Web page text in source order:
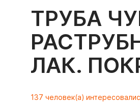
ТРУБА
ЛАК.
137 человек(а)